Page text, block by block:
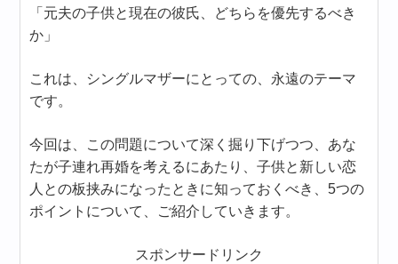
「元夫の子供と現在の彼氏、どちらを優先するべき
か」
これは、シングルマザーにとっての、永遠のテーマ
です。
今回は、この問題について深く掘り下げつつ、あな
たが子連れ再婚を考えるにあたり、子供と新しい恋
人との板挟みになったときに知っておくべき、5つの
ポイントについて、ご紹介していきます。
スポンサードリンク